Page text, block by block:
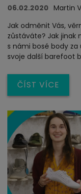
06.02.2020 Martin
Jak odměnit Vás,
zůstáváte? Jak
s námi bosé body
svoje další barefoot
ČÍST VÍCE